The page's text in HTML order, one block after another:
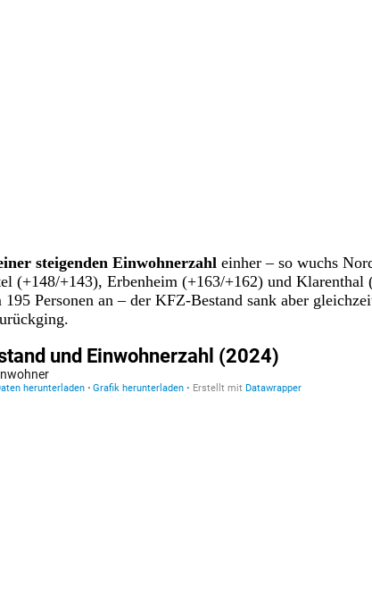
steigenden Einwohnerzahl einher – so wuchs
(+148/+143), Erbenheim (+163/+162) und
Personen an – der KFZ-Bestand sank aber